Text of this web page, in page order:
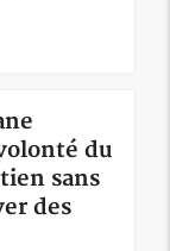
du
sans
des